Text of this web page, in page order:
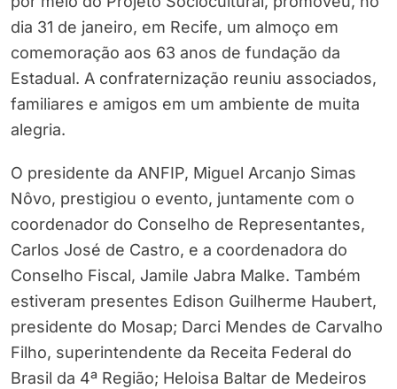
dia 31 de janeiro, em Recife, um almoço em
comemoração aos 63 anos de fundação da
Estadual. A confraternização reuniu associados,
familiares e amigos em um ambiente de muita
alegria.
O presidente da ANFIP, Miguel Arcanjo Simas
Nôvo, prestigiou o evento, juntamente com o
coordenador do Conselho de Representantes,
Carlos José de Castro, e a coordenadora do
Conselho Fiscal, Jamile Jabra Malke. Também
estiveram presentes Edison Guilherme Haubert,
presidente do Mosap; Darci Mendes de Carvalho
Filho, superintendente da Receita Federal do
Brasil da 4ª Região; Heloisa Baltar de Medeiros